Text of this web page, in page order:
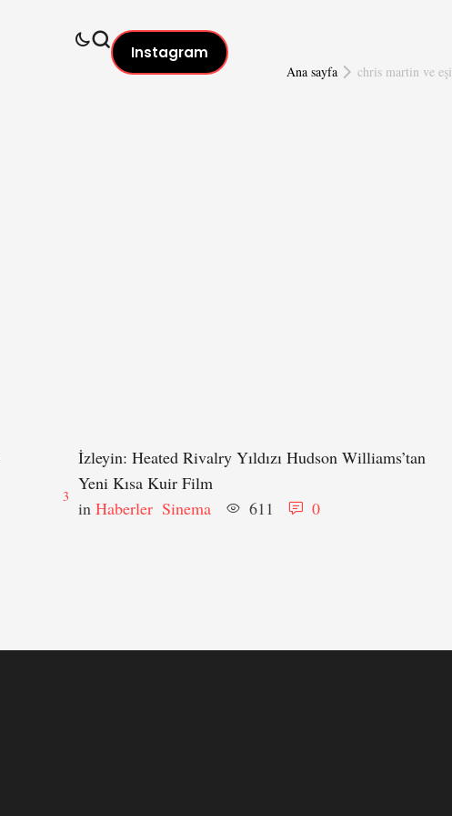
Instagram
Ana sayfa chris martin ve eşi
3
İzleyin: Heated Rivalry Yıldızı Hudson Williams’tan
Yeni Kısa Kuir Film
in Haberler Sinema 611 0